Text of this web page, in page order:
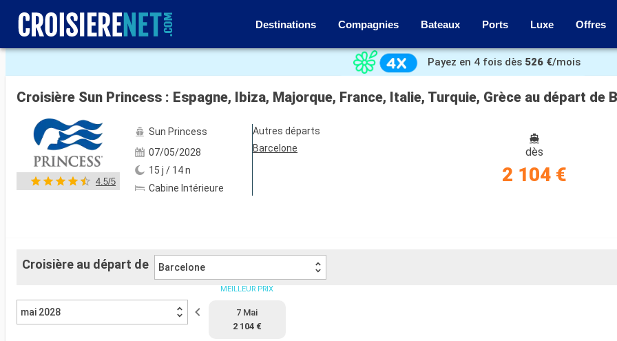
Destinations Compagnies Bateaux Ports Luxe Offres
Voir les 44 autres photos
Payez en 4 fois dès 526 €/mois
Croisière Sun Princess : Espagne, Ibiza, Majorque, France, Italie, Turquie, Grèce au départ de
4.5/5
Sun Princess
07/05/2028
15 j / 14 n
Cabine Intérieure
Autres départs
Barcelone
dès
2 104 €
Croisière au départ de Barcelone
mai 2028
MEILLEUR PRIX
7 Mai
2 104 €